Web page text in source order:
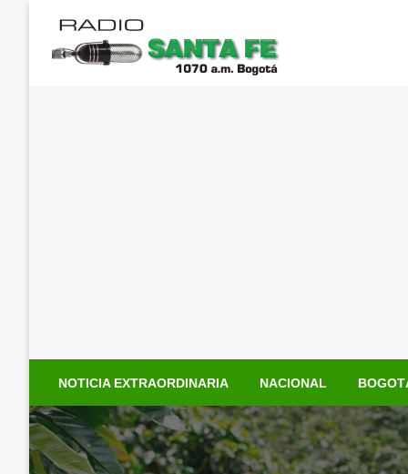
contenido
NOTICIA EXTRAORDINARIA NACIONAL